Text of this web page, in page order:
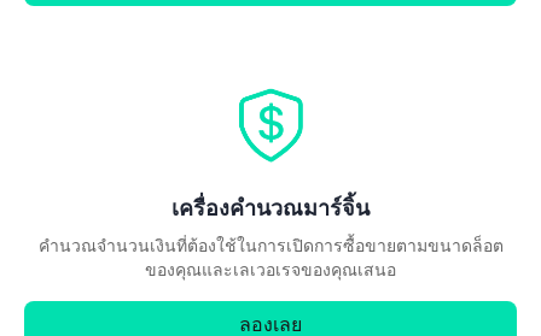
เครื่องคำนวณมาร์จิ้น
คำนวณจำนวนเงินที่ต้องใช้ในการเปิดการซื้อขายตามขนาดล็อต
ของคุณและเลเวอเรจของคุณเสนอ
ลองเลย